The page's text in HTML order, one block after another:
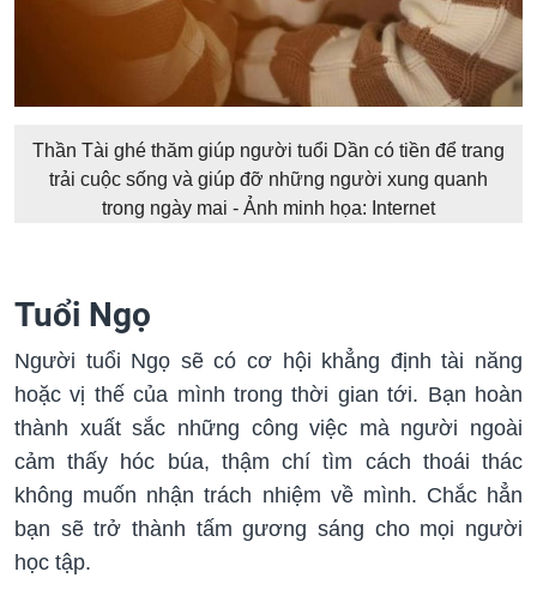
Thần Tài ghé thăm giúp người tuổi Dần có tiền để trang
trải cuộc sống và giúp đỡ những người xung quanh
trong ngày mai - Ảnh minh họa: Internet
Tuổi Ngọ
Người tuổi Ngọ sẽ có cơ hội khẳng định tài năng
hoặc vị thế của mình trong thời gian tới. Bạn hoàn
thành xuất sắc những công việc mà người ngoài
cảm thấy hóc búa, thậm chí tìm cách thoái thác
không muốn nhận trách nhiệm về mình. Chắc hẳn
bạn sẽ trở thành tấm gương sáng cho mọi người
học tập.